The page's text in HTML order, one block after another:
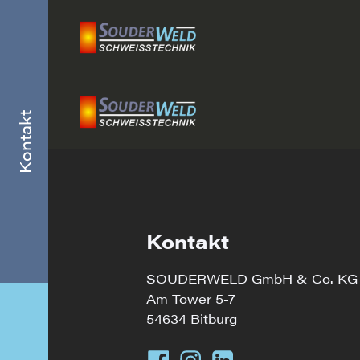
Kontakt
SOUDERWELD GmbH & Co. KG
Am Tower 5-7
54634 Bitburg
Kontakt
Kontakt